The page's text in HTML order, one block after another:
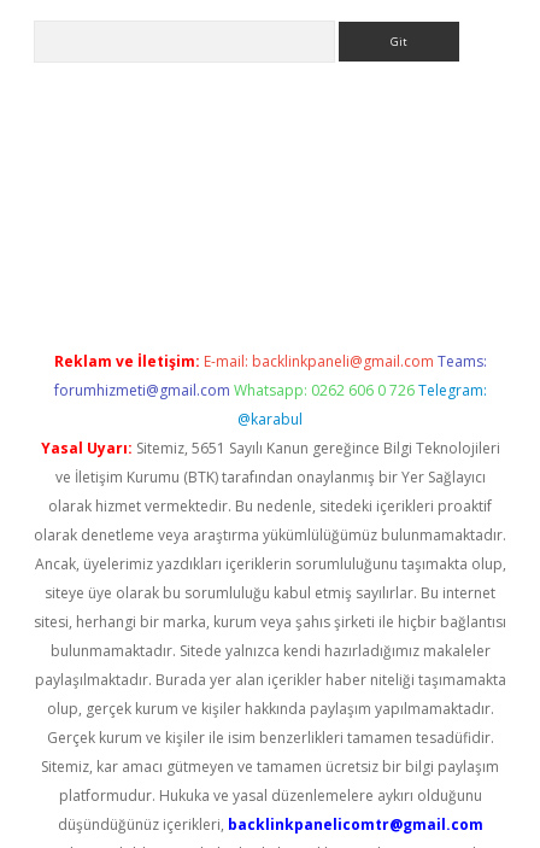
Reklam ve İletişim: E-mail: backlinkpaneli@gmail.com Teams:
forumhizmeti@gmail.com Whatsapp: 0262 606 0 726 Telegram:
@karabul
Yasal Uyarı: Sitemiz, 5651 Sayılı Kanun gereğince Bilgi Teknolojileri
ve İletişim Kurumu (BTK) tarafından onaylanmış bir Yer Sağlayıcı
olarak hizmet vermektedir. Bu nedenle, sitedeki içerikleri proaktif
olarak denetleme veya araştırma yükümlülüğümüz bulunmamaktadır.
Ancak, üyelerimiz yazdıkları içeriklerin sorumluluğunu taşımakta olup,
siteye üye olarak bu sorumluluğu kabul etmiş sayılırlar. Bu internet
sitesi, herhangi bir marka, kurum veya şahıs şirketi ile hiçbir bağlantısı
bulunmamaktadır. Sitede yalnızca kendi hazırladığımız makaleler
paylaşılmaktadır. Burada yer alan içerikler haber niteliği taşımamakta
olup, gerçek kurum ve kişiler hakkında paylaşım yapılmamaktadır.
Gerçek kurum ve kişiler ile isim benzerlikleri tamamen tesadüfidir.
Sitemiz, kar amacı gütmeyen ve tamamen ücretsiz bir bilgi paylaşım
platformudur. Hukuka ve yasal düzenlemelere aykırı olduğunu
düşündüğünüz içerikleri, backlinkpanelicomtr@gmail.com